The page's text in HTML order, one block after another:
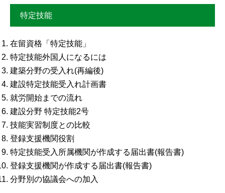
特定技能
在留資格「特定技能」
特定技能外国人になるには
建築分野の受入れ(再編後)
建設特定技能受入れ計画書
就労開始までの流れ
建設分野 特定技能2号
技能実習制度との比較
登録支援機関役割
特定技能受入所属機関が作成する届出書(報告書)
登録支援機関が作成する届出書(報告書)
分野別の協議会への加入